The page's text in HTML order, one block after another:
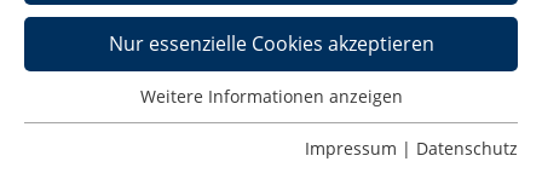
Nur essenzielle Cookies akzeptieren
Weitere Informationen anzeigen
Impressum | Datenschutz
Beruflich qualifizierte
Bewerber:innen